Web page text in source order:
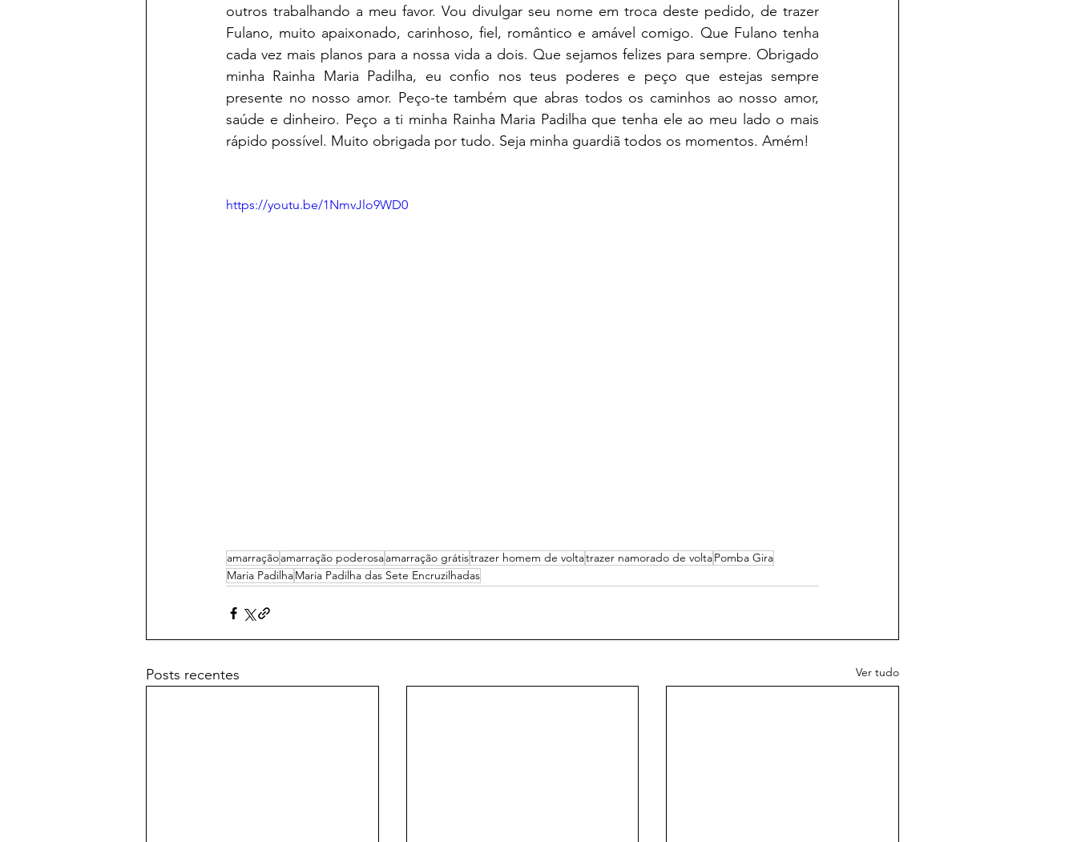
outros trabalhando a meu favor. Vou divulgar seu nome em troca deste pedido, de trazer
Fulano, muito apaixonado, carinhoso, fiel, romântico e amável comigo. Que Fulano tenha
cada vez mais planos para a nossa vida a dois. Que sejamos felizes para sempre. Obrigado
minha Rainha Maria Padilha, eu confio nos teus poderes e peço que estejas sempre
presente no nosso amor. Peço-te também que abras todos os caminhos ao nosso amor,
saúde e dinheiro. Peço a ti minha Rainha Maria Padilha que tenha ele ao meu lado o mais
rápido possível. Muito obrigada por tudo. Seja minha guardiã todos os momentos. Amém!
https://youtu.be/1NmvJlo9WD0
amarraçãoamarração poderosaamarração grátistrazer homem de voltatrazer namorado de voltaPomba Gira
Maria PadilhaMaria Padilha das Sete Encruzilhadas
Posts recentes Ver tudo